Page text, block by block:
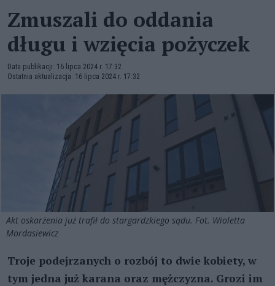
Zmuszali do oddania
długu i wzięcia pożyczek
Data publikacji: 16 lipca 2024 r. 17:32
Ostatnia aktualizacja: 16 lipca 2024 r. 17:32
Akt oskarżenia już trafił do stargardzkiego sądu. Fot. Wioletta
Mordasiewicz
Troje podejrzanych o rozbój to dwie kobiety, w
tym jedna już karana oraz mężczyzna. Grozi im